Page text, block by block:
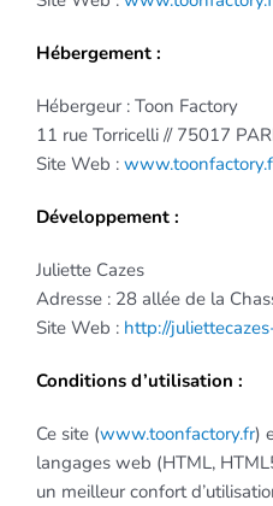
Hébergement :
Hébergeur : Toon Factory
11 rue Torricelli // 75017
Site Web :
Développement :
Juliette Cazes
Adresse : 28 allée de la
Site Web : http://
Conditions d’utilisation :
Ce site (www.toonfactory.fr)
langages web (HTML,
un meilleur confort